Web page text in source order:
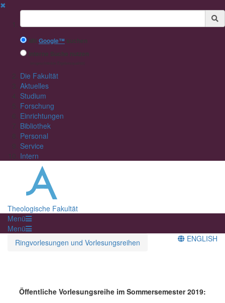
✖
Suchbegriff
Mit Google™ suchen
Interne Suche nutzen
Die Fakultät
Aktuelles
Studium
Forschung
Einrichtungen
Bibliothek
Personal
Service
Intern
Theologische Fakultät
Menü
Menü
Ringvorlesungen und Vorlesungsreihen
ENGLISH
Öffentliche Vorlesungsreihe im Sommersemester 2019: